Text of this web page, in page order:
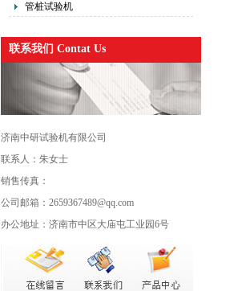
管桩试验机
联系我们 Contat Us
济南中研试验机有限公司
联系人：朱女士
销售传真：
公司邮箱：2659367489@qq.com
办公地址：济南市中区大庙屯工业园6号